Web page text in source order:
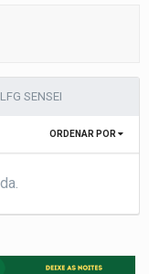
SENSEI
ORDENAR POR